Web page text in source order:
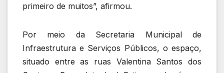
primeiro de muitos”, afirmou.
Por meio da Secretaria Municipal de
Infraestrutura e Serviços Públicos, o espaço,
situado entre as ruas Valentina Santos dos